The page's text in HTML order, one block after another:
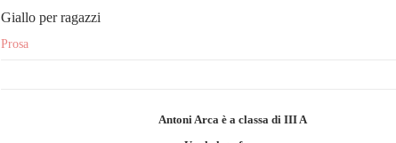
Giallo per ragazzi
Prosa
Antoni Arca è a classa di III A